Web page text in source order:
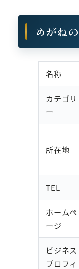
めがね
名称
カテゴリ
ー
所在地
TEL
ホームペ
ージ
ビジネス
プロフィ